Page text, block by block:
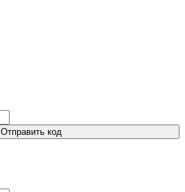
Отправить код